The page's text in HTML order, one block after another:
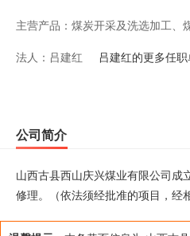
主营产品： 煤炭开采及洗选加工、
准后方可开展经营活动
法人： 吕建红 吕建红的更多任
公司简介
山西古县西山庆兴煤业有限公司
修理。（依法须经批准的项目，经